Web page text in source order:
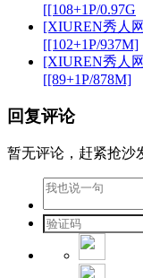
[[108+1P/0.97G
[XIUREN秀人
[[102+1P/937M]
[XIUREN秀人
[[89+1P/878M]
回复评论
暂无评论，赶紧抢沙